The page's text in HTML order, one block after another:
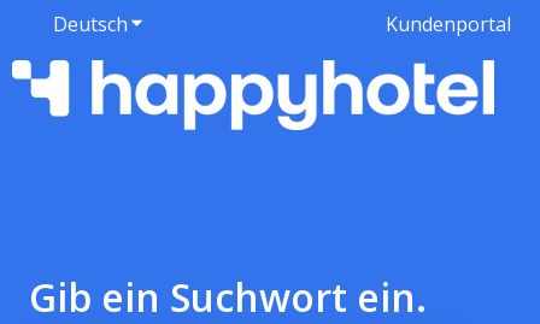
DeutschUntermenü für Übersetzungen anzeigen
Kundenportal
Gib ein Suchwort ein.